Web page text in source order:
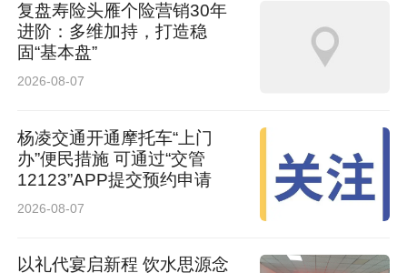
复盘寿险头雁个险营销30年
进阶：多维加持，打造稳
固“基本盘”
2026-08-07
杨凌交通开通摩托车“上门
办”便民措施 可通过“交管
12123”APP提交预约申请
2026-08-07
以礼代宴启新程 饮水思源念